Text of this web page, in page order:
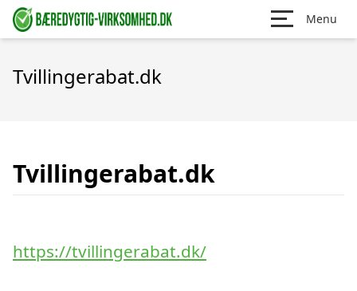
Menu
Tvillingerabat.dk
Tvillingerabat.dk
https://tvillingerabat.dk/